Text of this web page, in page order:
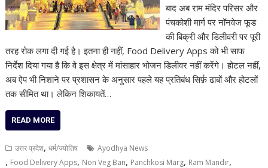
बाद अब राम मंदिर परिसर और
पंचकोशी मार्ग पर नॉनवेज फूड
की बिक्री और डिलीवरी पर पूरी
तरह रोक लगा दी गई है। इतना ही नहीं, Food Delivery Apps को भी साफ
निर्देश दिया गया है कि वे इस क्षेत्र में मांसाहार भोजन डिलीवर नहीं करेंगे। होटल नहीं,
अब ऐप भी निशाने पर प्रशासन के अनुसार पहले यह प्रतिबंध सिर्फ़ ढाबों और होटलों
तक सीमित था। लेकिन शिकायतें…
READ MORE
उत्तर प्रदेश,धर्म/ज्योतिष Ayodhya News
, Food Delivery Apps, Non Veg Ban, Panchkosi Marg, Ram Mandir,